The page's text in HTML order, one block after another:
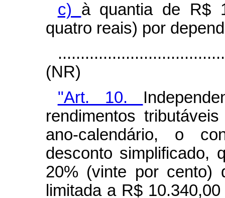
c) à quantia de R$
quatro reais) por
(NR)
"Art. 10.
rendimentos
ano-calendário, o
desconto simplificado,
20% (vinte por cento)
limitada a R$